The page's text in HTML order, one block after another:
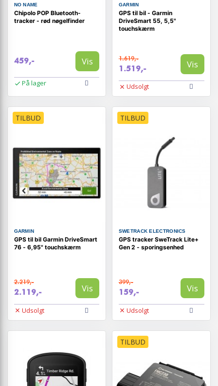
NO NAME
Chipolo POP Bluetooth-
tracker - rød nøgelfinder
459,- Vis
På lager
GARMIN
GPS til bil - Garmin
DriveSmart 55, 5,5"
touchskærm
1.619,-
1.519,- Vis
Udsolgt
TILBUD
GARMIN
GPS til bil Garmin DriveSmart
76 - 6,95" touchskærm
2.219,-
2.119,- Vis
Udsolgt
TILBUD
SWETRACK ELECTRONICS
GPS tracker SweTrack Lite+
Gen 2 - sporingsenhed
399,-
159,- Vis
Udsolgt
TILBUD